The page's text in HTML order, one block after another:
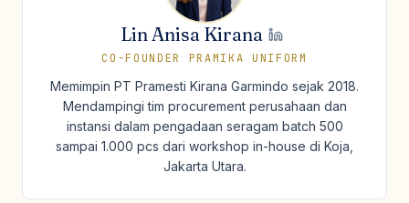
Lin Anisa Kirana
CO-FOUNDER PRAMIKA UNIFORM
Memimpin PT Pramesti Kirana Garmindo sejak 2018.
Mendampingi tim procurement perusahaan dan
instansi dalam pengadaan seragam batch 500
sampai 1.000 pcs dari workshop in-house di Koja,
Jakarta Utara.